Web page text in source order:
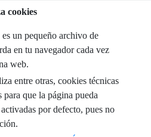
de uso y política de privacidad
cookies
un pequeño archivo de
en tu navegador cada vez
web.
entre otras, cookies técnicas
que la página pueda
por defecto, pues no